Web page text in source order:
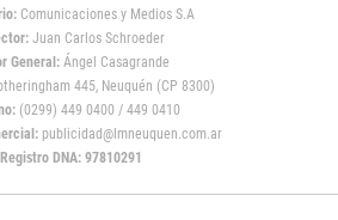
Comunicaciones y Medios S.A
Juan Carlos Schroeder
General:Ángel Casagrande
445, Neuquén (CP 8300)
(0299) 449 0400 / 449 0410
publicidad@lmneuquen.com.ar
Registro DNA: 97810291